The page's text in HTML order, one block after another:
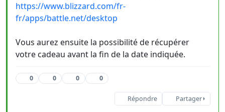
https://www.blizzard.com/fr-
fr/apps/battle.net/desktop
Vous aurez ensuite la possibilité de récupérer
votre cadeau avant la fin de la date indiquée.
0 0 0 0
Répondre Partager